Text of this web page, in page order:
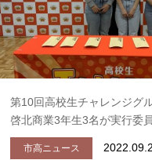
第10回高校生チャレンジグ
啓北商業3年生3名が実行委
市高ニュース